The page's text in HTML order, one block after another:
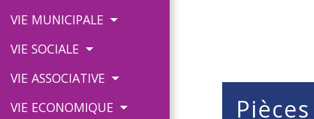
VIE MUNICIPALE
VIE SOCIALE
VIE ASSOCIATIVE
VIE ECONOMIQUE